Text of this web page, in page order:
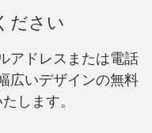
ださい
アドレスまたは電話
広いデザインの無料
します。